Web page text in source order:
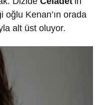
oğlu Kenan’ın orada
alt üst oluyor.